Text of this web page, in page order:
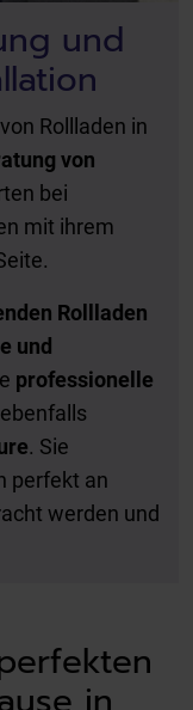
und
Rollladen in
von
bei
mit ihrem
Rollladen
und
professionelle
. Sie
perfekt an
werden und